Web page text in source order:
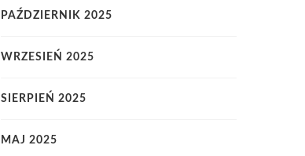
PAŹDZIERNIK 2025
WRZESIEŃ 2025
SIERPIEŃ 2025
MAJ 2025